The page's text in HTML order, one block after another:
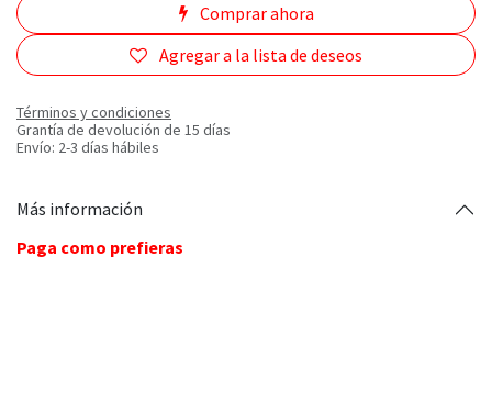
Comprar ahora
Agregar a la lista de deseos
Términos y condiciones
Grantía de devolución de 15 días
Envío: 2-3 días hábiles
Más información
Paga como prefieras